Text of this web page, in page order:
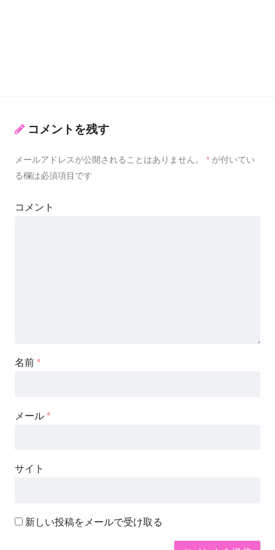
コメントを残す
メールアドレスが公開されることはありません。 * が付いてい
る欄は必須項目です
コメント
名前 *
メール *
サイト
新しい投稿をメールで受け取る